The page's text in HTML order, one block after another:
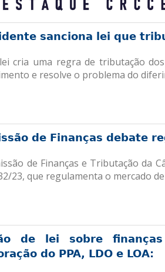
sanciona lei que
cria uma regra de tributação
e resolve o problema do
de Finanças debate
de Finanças e Tributação da
23, que regulamenta o mercado
de lei sobre
do PPA, LDO e LOA: